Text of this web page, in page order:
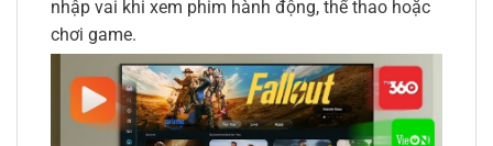
nhập vai khi xem phim hành động, thể thao hoặc
chơi game.